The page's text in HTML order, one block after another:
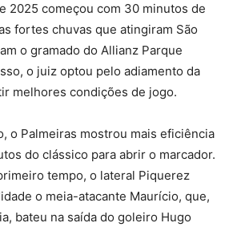
2025 começou com 30 minutos de
fortes chuvas que atingiram São
o gramado do Allianz Parque
o juiz optou pelo adiamento da
melhores condições de jogo.
o Palmeiras mostrou mais eficiência
do clássico para abrir o marcador.
tempo, o lateral Piquerez
o meia-atacante Maurício, que,
bateu na saída do goleiro Hugo